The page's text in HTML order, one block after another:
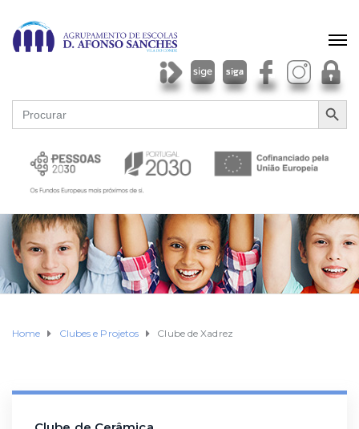
Search
for:
SEARCH
Home Clubes e Projetos Clube de Xadrez